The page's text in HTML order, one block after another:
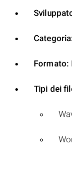
Formato:
Tipi dei